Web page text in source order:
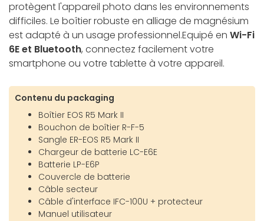
protègent l'appareil photo dans les environnements
difficiles. Le boîtier robuste en alliage de magnésium
est adapté à un usage professionnel.Equipé en Wi-Fi
6E et Bluetooth, connectez facilement votre
smartphone ou votre tablette à votre appareil.
Contenu du packaging
Boîtier EOS R5 Mark II
Bouchon de boîtier R-F-5
Sangle ER-EOS R5 Mark II
Chargeur de batterie LC-E6E
Batterie LP-E6P
Couvercle de batterie
Câble secteur
Câble d'interface IFC-100U + protecteur
Manuel utilisateur